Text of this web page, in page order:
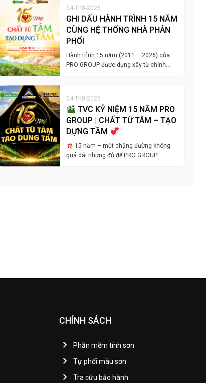
04-Th8-2026
GHI DẤU HÀNH TRÌNH 15 NĂM
CÙNG HỆ THỐNG NHÀ PHÂN
PHỐI
Hành trình 15 năm (2011 – 2026) của
PRO GROUP được dựng xây từ chính…
04-Th8-2026
TVC KỶ NIỆM 15 NĂM PRO
GROUP | CHẤT TỪ TÂM – TẠO
DỰNG TẦM
15 năm – một chặng đường không
quá dài nhưng đủ để PRO GROUP…
CHÍNH SÁCH
Phần mềm tính sơn
Tự phối màu sơn
Tra cứu bảo hành